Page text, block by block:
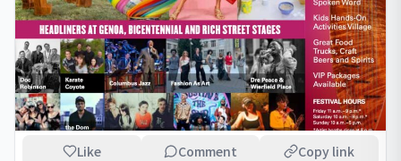
Like Comment Copy link